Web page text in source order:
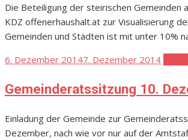
Die Beteiligung der steirischen Gemeinden
KDZ offenerhaushalt.at zur Visualisierung
Gemeinden und Städten ist mit unter 10%
Posted
6. Dezember 20147. Dezember 2014
Gemeinderatssitzung 10.
Einladung der Gemeinde zur
Dezember, nach wie vor nur auf der